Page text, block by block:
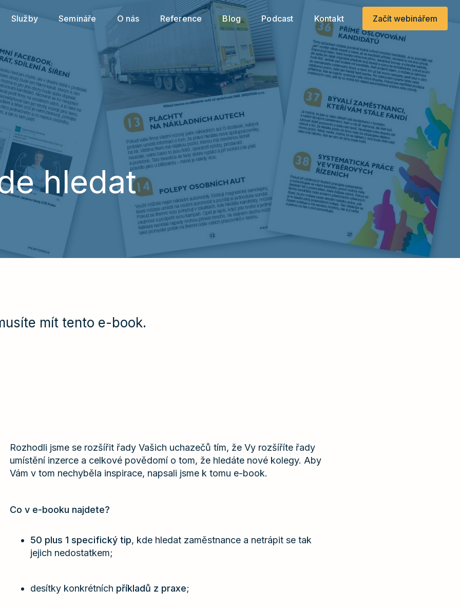
Služby Semináře O nás Reference Blog Podcast Kontakt Začít webinářem
hledat
mít tento e-book.
Rozhodli jsme se rozšířit řady Vašich uchazečů tím, že Vy rozšíříte řady
umístění inzerce a celkové povědomí o tom, že hledáte nové kolegy. Aby
Vám v tom nechyběla inspirace, napsali jsme k tomu e-book.
Co v e-booku najdete?
50 plus 1 specifický tip, kde hledat zaměstnance a netrápit se tak
jejich nedostatkem;
desítky konkrétních příkladů z praxe;
. Svá nastavení můžete kdykoli změnit.
Nastavení cookies Povolit vše